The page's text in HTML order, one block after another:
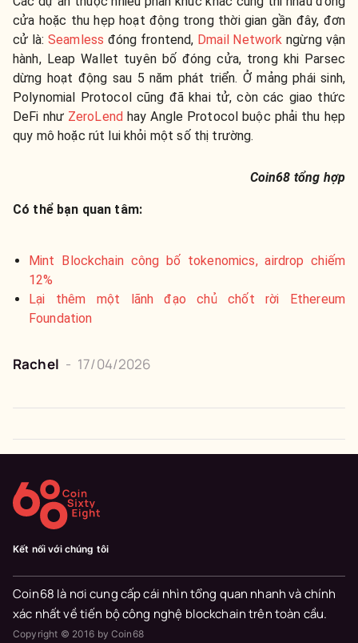
cửa hoặc thu hẹp hoạt động trong thời gian gần đây, đơn
cử là:Seamless đóng frontend, Dmail Network ngừng vận
hành, Leap Wallet tuyên bố đóng cửa, trong khi Parsec
dừng hoạt động sau 5 năm phát triển. Ở mảng phái sinh,
Polynomial Protocolcũng đã khai tử, còn các giao thức
DeFi như ZeroLend hayAngle Protocol buộc phải thu hẹp
quy mô hoặc rút lui khỏi một số thị trường.
Coin68 tổng hợp
Có thể bạn quan tâm:
Mint Blockchain công bố tokenomics, airdrop chiếm
12%
Lại thêm một lãnh đạo chủ chốt rời Ethereum
Foundation
Rachel - 17/04/2026
Kết nối với chúng tôi
Coin68 là nơi cung cấp cái nhìn tổng quan nhanh và chính
xác nhất về tiến bộ công nghệ blockchain trên toàn cầu.
Copyright © 2016 by Coin68